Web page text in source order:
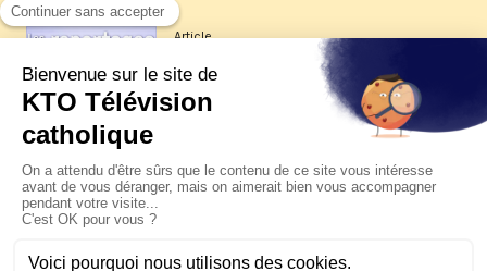
Article
Les reportages d'été 2026 de KTO
La visite pastorale du pape Léon
XIV à Assise à suivre sur KTO le
jeudi 6 août
Le pape en Uruguay, Argentine et